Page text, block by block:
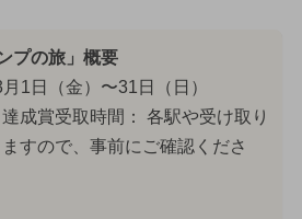
プの旅」概要
1日（金）〜31日（日）
成賞受取時間： 各駅や受け取り
すので、事前にご確認くださ